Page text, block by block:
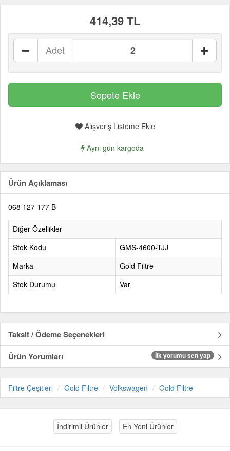
414,39 TL
Adet
Alışveriş Listeme Ekle
Aynı gün kargoda
Ürün Açıklaması
068 127 177 B
Diğer Özellikler
Stok Kodu
GMS-4600-TJJ
Marka
Gold Filtre
Stok Durumu
Var
Taksit / Ödeme Seçenekleri
Ürün Yorumları
İlk yorumu sen yap
Filtre Çeşitleri Gold Filtre Volkswagen Gold Filtre
İndirimli Ürünler En Yeni Ürünler